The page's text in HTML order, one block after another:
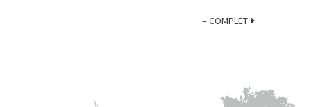
– COMPLET